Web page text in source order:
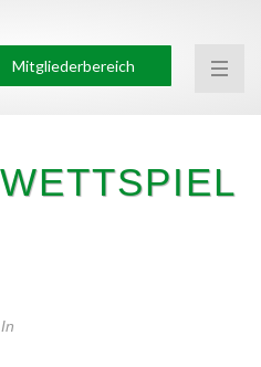
Mitgliederbereich
In